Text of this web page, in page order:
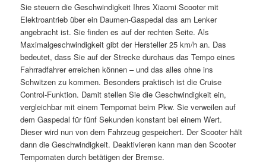
Sie steuern die Geschwindigkeit Ihres Xiaomi Scooter mit
Elektroantrieb über ein Daumen-Gaspedal das am Lenker
angebracht ist. Sie finden es auf der rechten Seite. Als
Maximalgeschwindigkeit gibt der Hersteller 25 km/h an. Das
bedeutet, dass Sie auf der Strecke durchaus das Tempo eines
Fahrradfahrer erreichen können – und das alles ohne ins
Schwitzen zu kommen. Besonders praktisch ist die Cruise
Control-Funktion. Damit stellen Sie die Geschwindigkeit ein,
vergleichbar mit einem Tempomat beim Pkw. Sie verweilen auf
dem Gaspedal für fünf Sekunden konstant bei einem Wert.
Dieser wird nun von dem Fahrzeug gespeichert. Der Scooter hält
dann die Geschwindigkeit. Deaktivieren kann man den Scooter
Tempomaten durch betätigen der Bremse.